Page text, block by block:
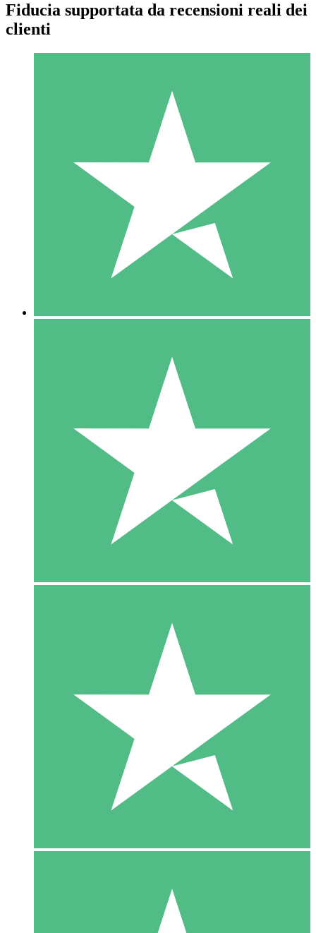
Pacchetti di Crediti Individuali
Paga a consumo con crediti di download. Nessun impegno
1 Download
10
US$1500
10 Download
20
Fiducia supportata da recensioni reali dei
clienti